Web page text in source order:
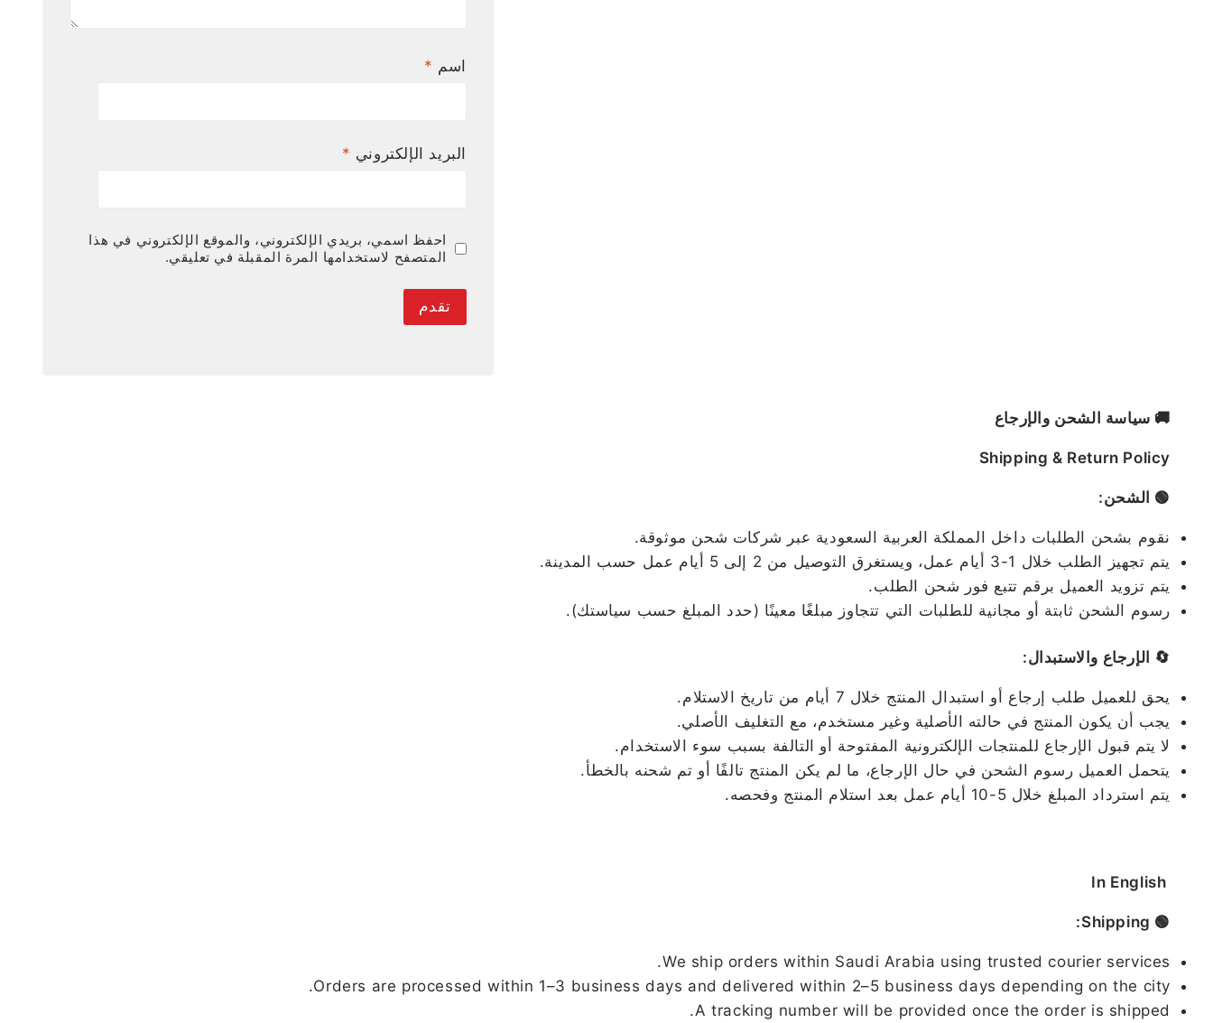
اسم *
البريد الإلكتروني *
احفظ اسمي، بريدي الإلكتروني، والموقع الإلكتروني في هذا
المتصفح لاستخدامها المرة المقبلة في تعليقي.
🚚 سياسة الشحن والإرجاع
Shipping & Return Policy
🟢 الشحن:
نقوم بشحن الطلبات داخل المملكة العربية السعودية عبر شركات شحن موثوقة.
يتم تجهيز الطلب خلال 1-3 أيام عمل، ويستغرق التوصيل من 2 إلى 5 أيام عمل حسب المدينة.
يتم تزويد العميل برقم تتبع فور شحن الطلب.
رسوم الشحن ثابتة أو مجانية للطلبات التي تتجاوز مبلغًا معينًا (حدد المبلغ حسب سياستك).
🔄 الإرجاع والاستبدال:
يحق للعميل طلب إرجاع أو استبدال المنتج خلال 7 أيام من تاريخ الاستلام.
يجب أن يكون المنتج في حالته الأصلية وغير مستخدم، مع التغليف الأصلي.
لا يتم قبول الإرجاع للمنتجات الإلكترونية المفتوحة أو التالفة بسبب سوء الاستخدام.
يتحمل العميل رسوم الشحن في حال الإرجاع، ما لم يكن المنتج تالفًا أو تم شحنه بالخطأ.
يتم استرداد المبلغ خلال 5-10 أيام عمل بعد استلام المنتج وفحصه.
🟢 Shipping:
We ship orders within Saudi Arabia using trusted courier services.
Orders are processed within 1–3 business days and delivered within 2–5 business days depending on the city.
A tracking number will be provided once the order is shipped.